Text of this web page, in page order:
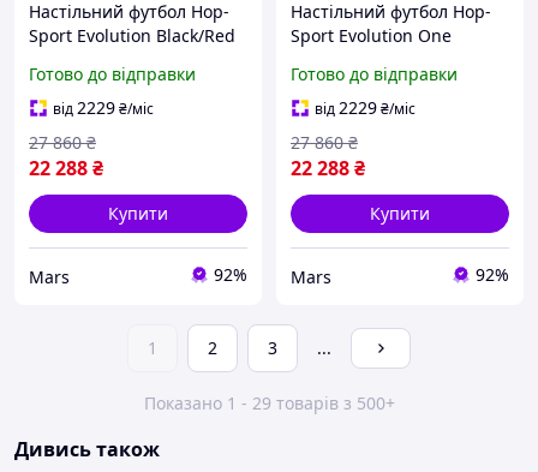
Настільний футбол Hop-
Sport Evolution Black/Red
Готово до відправки
від2229₴/міс
22 288₴
27 860 ₴
Купити
Mars 92%
Настільний футбол Hop-
Sport Evolution One
Готово до відправки
від2229₴/міс
22 288₴
27 860 ₴
Купити
Mars 92%
1 2 3 ...
Показано 1 - 29 товарів з 500+
Дивись також